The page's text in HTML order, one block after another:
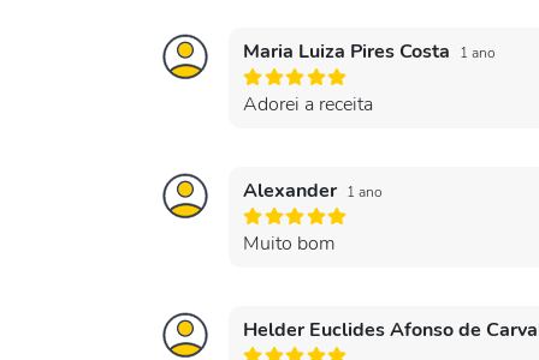
Maria Luiza Pires Costa 1 ano
Adorei a receita
Alexander 1 ano
Muito bom
Helder Euclides Afonso de